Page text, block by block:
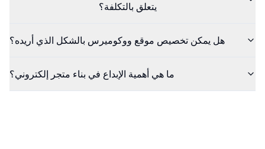
يتعلق بالتكلفة؟
هل يمكن تخصيص موقع ووكوميرس بالشكل الذي أريده؟
ما هي أهمية الإبداع في بناء متجر إلكتروني؟